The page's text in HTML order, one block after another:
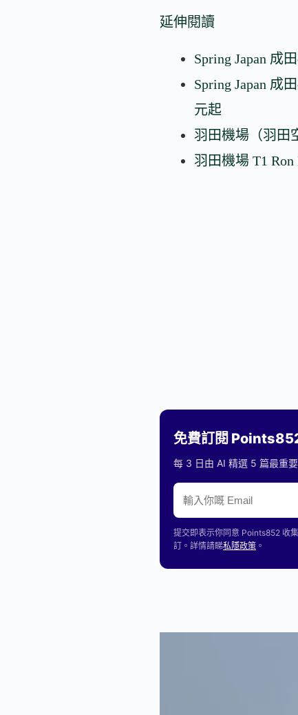
延伸閱讀
Spring Japan 成
Spring Japan 成
元起
羽田機場（羽田
羽田機場 T1 Ron
免費訂閱
每 3 日由 AI 精選 5 篇最重
提交即表示你同意 Points852 收
訂。詳情請睇私隱政策 。